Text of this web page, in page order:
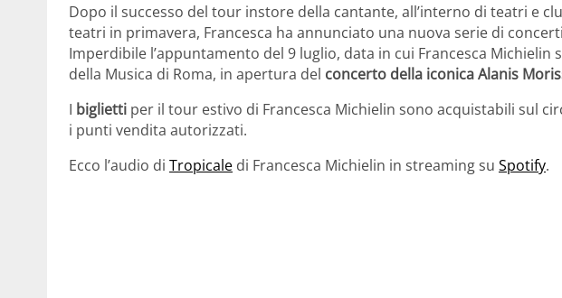
Dopo il successo del tour instore della cantante, all’interno di teatri e
teatri in primavera, Francesca ha annunciato una nuova serie di
Imperdibile l’appuntamento del 9 luglio, data in cui Francesca Michielin
della Musica di Roma, in apertura del concerto della iconica Alanis
I biglietti per il tour estivo di Francesca Michielin sono acquistabili sul
i punti vendita autorizzati.
Ecco l’audio di Tropicale di Francesca Michielin in streaming su Spotify.